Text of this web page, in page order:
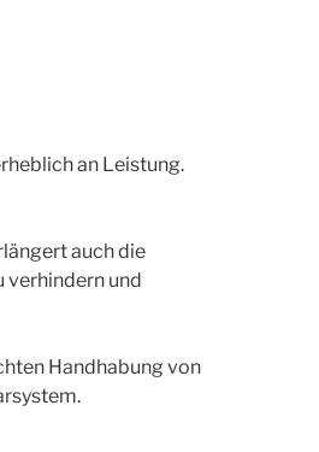
an Leistung.
auch die
verhindern und
Handhabung von